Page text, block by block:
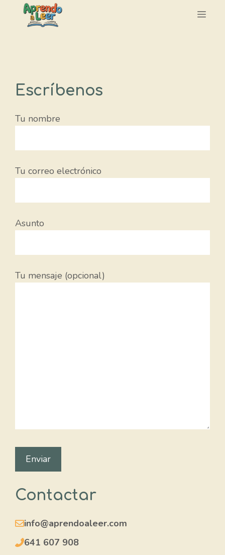
Saltar
Escríbenos
Tu nombre
Tu correo electrónico
Asunto
Tu mensaje (opcional)
Contactar
info@aprendoaleer.com
641 607 908